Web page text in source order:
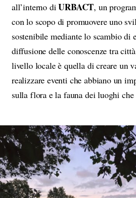
all’interno diURBACT, un
con lo scopo di promuovere uno
sostenibile mediante lo scambio di
diffusione delle conoscenze tra
livello locale è quella di creare un
realizzare eventi che abbiano un
sulla flora e la fauna dei luoghi